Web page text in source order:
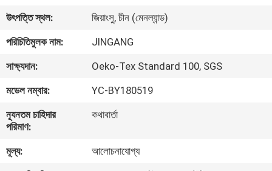
আমাদের
সম্পর্কে
কারখানা
ভ্রমণ
নিয়ন্ত্রণ
উৎপত্তি স্থল:
জিয়াংসু, চীন (মেনল্যান্ড)
পরিচিতিমুলক নাম:
JINGANG
সাক্ষ্যদান:
Oeko-Tex Standard 100, SGS
মডেল নম্বার:
YC-BY180519
ন্যূনতম চাহিদার
পরিমাণ:
কথাবার্তা
মূল্য:
আলোচনাযোগ্য